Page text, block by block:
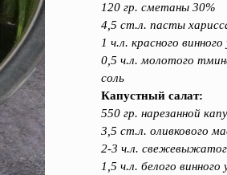
120 гр. сметаны 30%
4,5 ст.л. пасты
1 ч.л. красного винного
0,5 ч.л. молотого
соль
Капустный салат:
550 гр. нарезанной
3,5 ст.л. оливкового
2-3 ч.л.
1,5 ч.л. белого винного